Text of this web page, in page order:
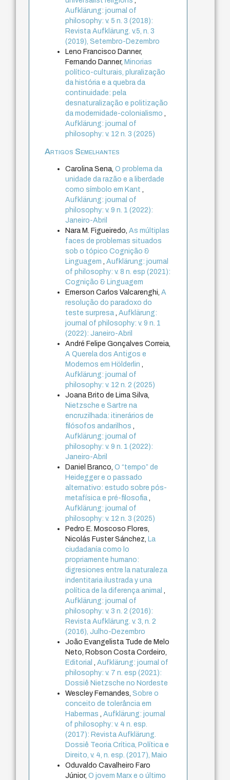
Aufklärung: journal of
philosophy: v. 5 n. 3 (2018):
Revista Aufklärung. v.5, n. 3
(2019), Setembro-Dezembro
Leno Francisco Danner,
Fernando Danner, Minorias
político-culturais, pluralização
da história e a quebra da
continuidade: pela
desnaturalização e politização
da modernidade-colonialismo
Aufklärung: journal of
philosophy: v. 12 n. 3 (2025)
Artigos Semelhantes
Carolina Sena,O problema da
unidade da razão e a liberdade
como símbolo em Kant
Aufklärung: journal of
philosophy: v. 9 n. 1 (2022):
Janeiro-Abril
Nara M. Figueiredo,As múltiplas
faces de problemas situados
sob o tópico Cognição &
Linguagem
,Aufklärung: journal
of philosophy: v. 8 n. esp (2021):
Cognição & Linguagem
Emerson Carlos Valcarenghi,A
resolução do paradoxo do
teste surpresa ,Aufklärung:
journal of philosophy: v. 9 n. 1
(2022): Janeiro-Abril
André Felipe Gonçalves Correia,
A Querela dos Antigos e
Modernos em Hölderlin
Aufklärung: journal of
philosophy: v. 12 n. 2 (2025)
Joana Brito de Lima Silva,
Nietzsche e Sartre na
encruzilhada: itinerários de
filósofos andarilhos
Aufklärung: journal of
philosophy: v. 9 n. 1 (2022):
Janeiro-Abril
Daniel Branco,O “tempo” de
Heidegger e o passado
alternativo: estudo sobre pós-
metafísica e pré-filosofia
Aufklärung: journal of
philosophy: v. 12 n. 3 (2025)
Pedro E. Moscoso Flores,
Nicolás Fuster Sánchez, La
ciudadanía como lo
propriamente humano:
digresiones entre la naturaleza
indentitaria ilustrada y una
política de la diferença animal
Aufklärung: journal of
philosophy: v. 3 n. 2 (2016):
Revista Aufklärung. v. 3, n. 2
(2016), Julho-Dezembro
João Evangelista Tude de Melo
Neto, Robson Costa Cordeiro,
Editorial
,Aufklärung: journal of
philosophy: v. 7 n. esp (2021):
Dossiê Nietzsche no Nordeste
Wescley Fernandes,Sobre o
conceito de tolerância em
Habermas
,Aufklärung: journal
of philosophy: v. 4 n. esp.
(2017): Revista Aufklärung.
Dossiê Teoria Crítica, Política e
Direito, v. 4, n. esp. (2017), Maio
Oduvaldo Cavalheiro Faro
Júnior,O jovem Marx e o último